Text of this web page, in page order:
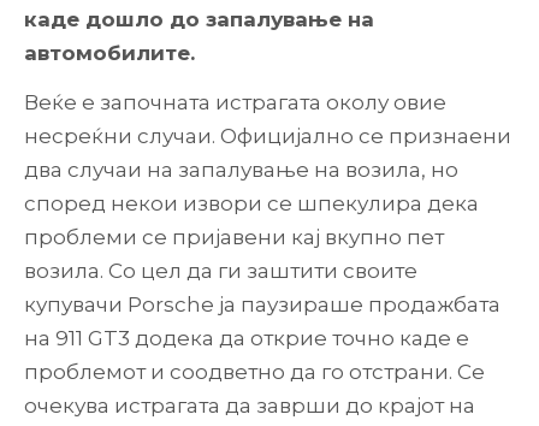
каде дошло до запалување на
автомобилите.
Веќе е започната истрагата околу овие
несреќни случаи. Официјално се признаени
два случаи на запалување на возила, но
според некои извори се шпекулира дека
проблеми се пријавени кај вкупно пет
возила. Со цел да ги заштити своите
купувачи Porsche ја паузираше продажбата
на 911 GT3 додека да открие точно каде е
проблемот и соодветно да го отстрани. Се
очекува истрагата да заврши до крајот на